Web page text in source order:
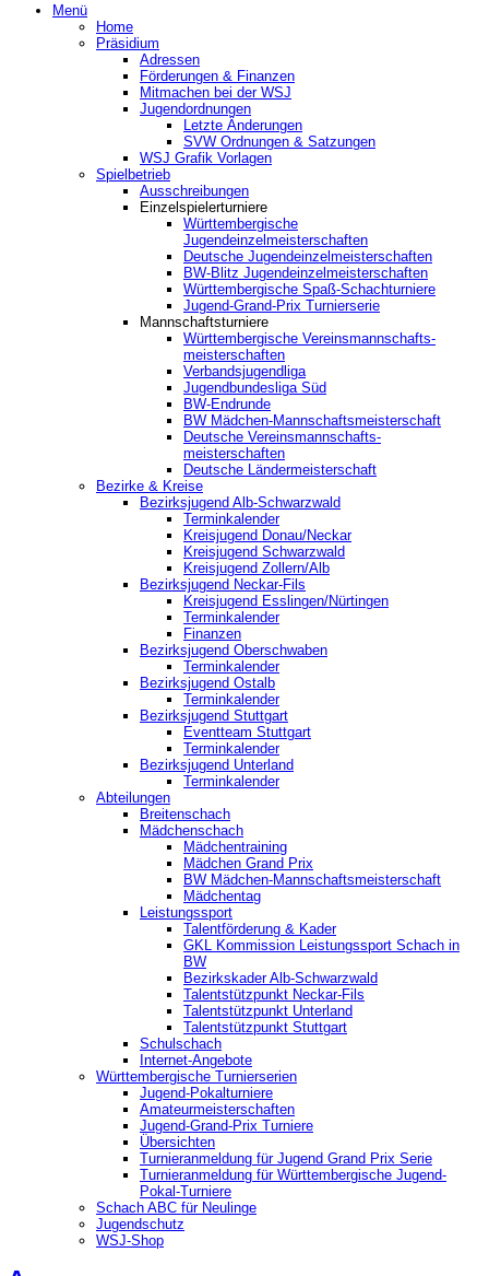
Menü
Home
Präsidium
Adressen
Förderungen & Finanzen
Mitmachen bei der WSJ
Jugendordnungen
Letzte Änderungen
SVW Ordnungen & Satzungen
WSJ Grafik Vorlagen
Spielbetrieb
Ausschreibungen
Einzelspielerturniere
Württembergische
Jugendeinzelmeisterschaften
Deutsche Jugendeinzelmeisterschaften
BW-Blitz Jugendeinzelmeisterschaften
Württembergische Spaß-Schachturniere
Jugend-Grand-Prix Turnierserie
Mannschaftsturniere
Württembergische Vereinsmannschafts-
meisterschaften
Verbandsjugendliga
Jugendbundesliga Süd
BW-Endrunde
BW Mädchen-Mannschaftsmeisterschaft
Deutsche Vereinsmannschafts-
meisterschaften
Deutsche Ländermeisterschaft
Bezirke & Kreise
Bezirksjugend Alb-Schwarzwald
Terminkalender
Kreisjugend Donau/Neckar
Kreisjugend Schwarzwald
Kreisjugend Zollern/Alb
Bezirksjugend Neckar-Fils
Kreisjugend ‎Esslingen/Nürtingen
Terminkalender
Finanzen
Bezirksjugend Oberschwaben
Terminkalender
Bezirksjugend Ostalb
Terminkalender
Bezirksjugend Stuttgart
‎Eventteam Stuttgart
Terminkalender
Bezirksjugend Unterland
Terminkalender
Abteilungen
Breitenschach
Mädchenschach
Mädchentraining
Mädchen Grand Prix
BW Mädchen-Mannschaftsmeisterschaft
Mädchentag
Leistungssport
Talentförderung & Kader
GKL Kommission Leistungssport Schach in
BW
Bezirkskader Alb-Schwarzwald
Talentstützpunkt Neckar-Fils
Talentstützpunkt Unterland
Talentstützpunkt Stuttgart
Schulschach
Internet-Angebote
Württembergische Turnierserien
Jugend-Pokalturniere
Amateurmeisterschaften
Jugend-Grand-Prix Turniere
Übersichten
Turnieranmeldung für Jugend Grand Prix Serie
Turnieranmeldung für Württembergische Jugend-
Pokal-Turniere
Schach ABC für Neulinge
Jugendschutz
WSJ-Shop